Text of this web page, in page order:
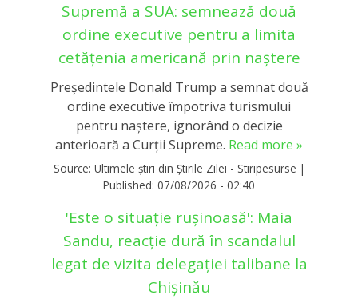
Supremă a SUA: semnează două
ordine executive pentru a limita
cetățenia americană prin naștere
Președintele Donald Trump a semnat două
ordine executive împotriva turismului
pentru naștere, ignorând o decizie
anterioară a Curții Supreme. Read more »
Source: Ultimele știri din Știrile Zilei - Stiripesurse |
Published: 07/08/2026 - 02:40
'Este o situație rușinoasă': Maia
Sandu, reacție dură în scandalul
legat de vizita delegației talibane la
Chișinău